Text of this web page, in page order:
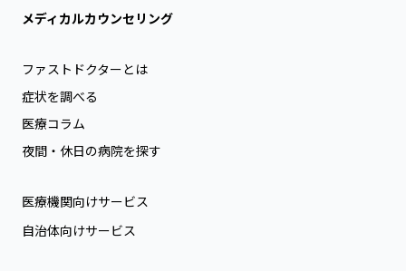
メディカルカウンセリング
ファストドクターとは
症状を調べる
医療コラム
夜間・休日の病院を探す
医療機関向けサービス
自治体向けサービス